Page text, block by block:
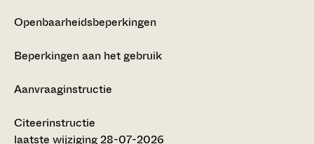
Openbaarheidsbeperkingen
Beperkingen aan het gebruik
Aanvraaginstructie
Citeerinstructie
laatste wijziging 28-07-2026